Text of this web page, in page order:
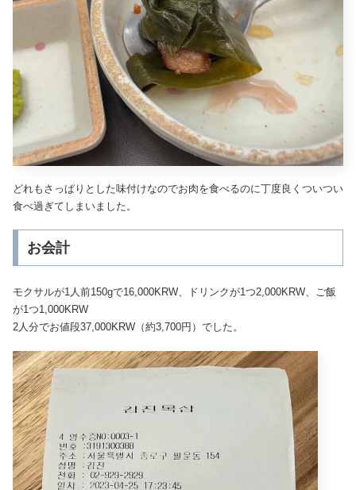
どれもさっぱりとした味付けなのでお肉を食べるのに丁度良くついつい
食べ過ぎてしまいました。
お会計
モクサルが1人前150gで16,000KRW、ドリンクが1つ2,000KRW、ご飯
が1つ1,000KRW
2人分でお値段37,000KRW（約3,700円）でした。